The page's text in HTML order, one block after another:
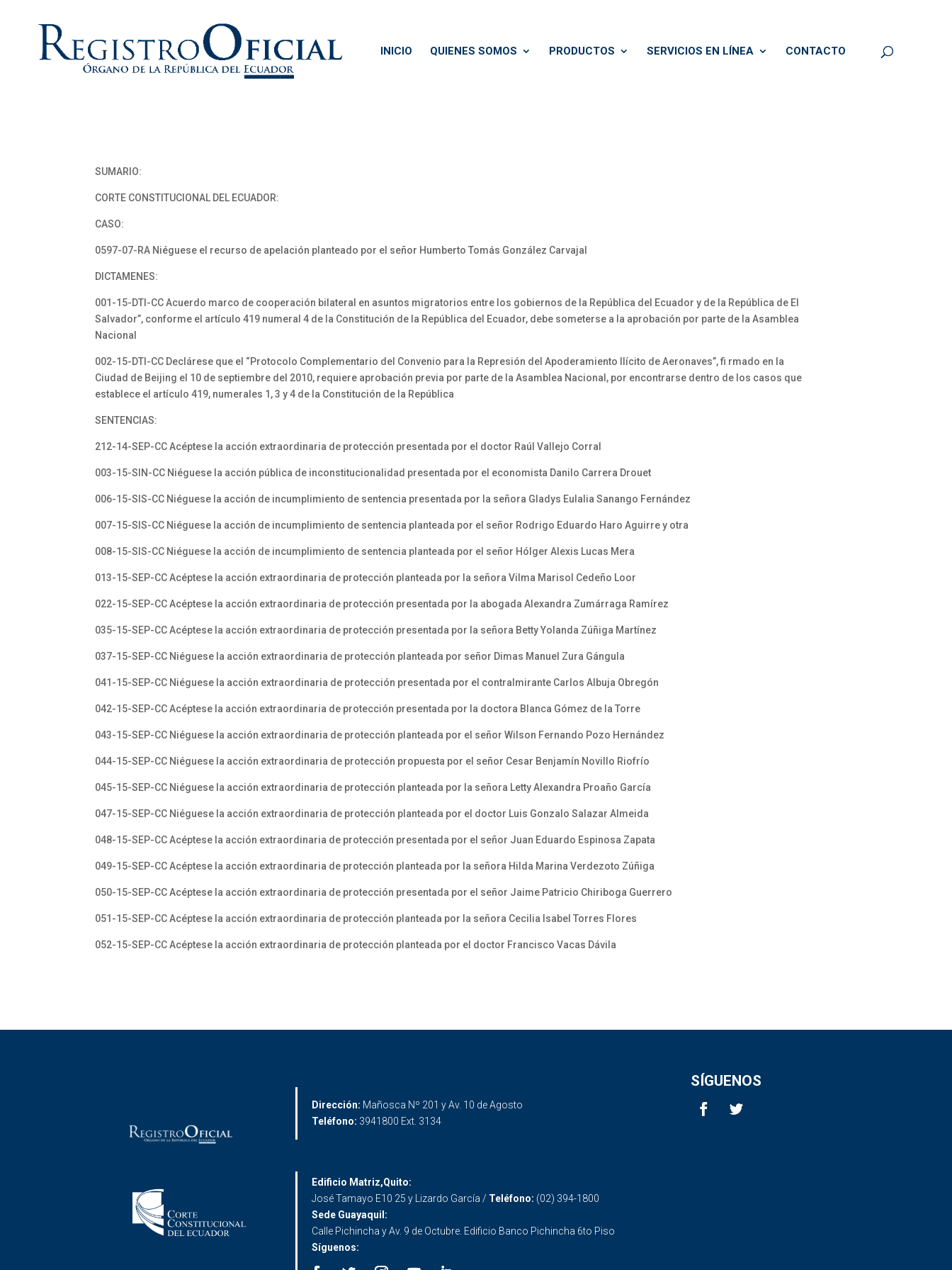
INICIO QUIENES SOMOS PRODUCTOS SERVICIOS EN LÍNEA CONTACTO
SUMARIO:
CORTE CONSTITUCIONAL DEL ECUADOR:
CASO:
0597-07-RA Niéguese el recurso de apelación planteado por el señor Humberto Tomás González Carvajal
DICTAMENES:
001-15-DTI-CC Acuerdo marco de cooperación bilateral en asuntos migratorios entre los gobiernos de la República del Ecuador y de la República de El
Salvador”, conforme el artículo 419 numeral 4 de la Constitución de la República del Ecuador, debe someterse a la aprobación por parte de la Asamblea
Nacional
002-15-DTI-CC Declárese que el “Protocolo Complementario del Convenio para la Represión del Apoderamiento Ilícito de Aeronaves”, fi rmado en la
Ciudad de Beijing el 10 de septiembre del 2010, requiere aprobación previa por parte de la Asamblea Nacional, por encontrarse dentro de los casos que
establece el artículo 419, numerales 1, 3 y 4 de la Constitución de la República
SENTENCIAS:
212-14-SEP-CC Acéptese la acción extraordinaria de protección presentada por el doctor Raúl Vallejo Corral
003-15-SIN-CC Niéguese la acción pública de inconstitucionalidad presentada por el economista Danilo Carrera Drouet
006-15-SIS-CC Niéguese la acción de incumplimiento de sentencia presentada por la señora Gladys Eulalia Sanango Fernández
007-15-SIS-CC Niéguese la acción de incumplimiento de sentencia planteada por el señor Rodrigo Eduardo Haro Aguirre y otra
008-15-SIS-CC Niéguese la acción de incumplimiento de sentencia planteada por el señor Hólger Alexis Lucas Mera
013-15-SEP-CC Acéptese la acción extraordinaria de protección planteada por la señora Vilma Marisol Cedeño Loor
022-15-SEP-CC Acéptese la acción extraordinaria de protección presentada por la abogada Alexandra Zumárraga Ramírez
035-15-SEP-CC Acéptese la acción extraordinaria de protección presentada por la señora Betty Yolanda Zúñiga Martínez
037-15-SEP-CC Niéguese la acción extraordinaria de protección planteada por señor Dimas Manuel Zura Gángula
041-15-SEP-CC Niéguese la acción extraordinaria de protección presentada por el contralmirante Carlos Albuja Obregón
042-15-SEP-CC Acéptese la acción extraordinaria de protección presentada por la doctora Blanca Gómez de la Torre
043-15-SEP-CC Niéguese la acción extraordinaria de protección planteada por el señor Wilson Fernando Pozo Hernández
044-15-SEP-CC Niéguese la acción extraordinaria de protección propuesta por el señor Cesar Benjamín Novillo Riofrío
045-15-SEP-CC Niéguese la acción extraordinaria de protección planteada por la señora Letty Alexandra Proaño García
047-15-SEP-CC Niéguese la acción extraordinaria de protección planteada por el doctor Luis Gonzalo Salazar Almeida
048-15-SEP-CC Acéptese la acción extraordinaria de protección presentada por el señor Juan Eduardo Espinosa Zapata
049-15-SEP-CC Acéptese la acción extraordinaria de protección planteada por la señora Hilda Marina Verdezoto Zúñiga
050-15-SEP-CC Acéptese la acción extraordinaria de protección presentada por el señor Jaime Patricio Chiriboga Guerrero
051-15-SEP-CC Acéptese la acción extraordinaria de protección planteada por la señora Cecilia Isabel Torres Flores
052-15-SEP-CC Acéptese la acción extraordinaria de protección planteada por el doctor Francisco Vacas Dávila
Dirección: Mañosca Nº 201 y Av. 10 de Agosto
Teléfono: 3941800 Ext. 3134
SÍGUENOS
Edificio Matriz,Quito:
José Tamayo E10 25 y Lizardo García / Teléfono: (02) 394-1800
Sede Guayaquil:
Calle Pichincha y Av. 9 de Octubre. Edificio Banco Pichincha 6to Piso
Síguenos: